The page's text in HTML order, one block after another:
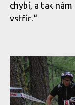
chybí, a tak
vstříc.“